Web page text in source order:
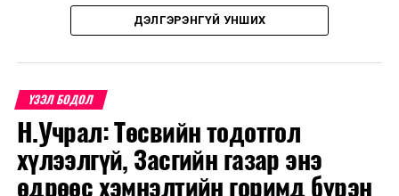
Завхан аймагт нефтийн гэрээт байцаагчаар
томилогдон ажлын гараагаа эхлүүлж байлаа. Улмаар
газрын Гал түймэр унтраах, аврах 50 дугаар ангид
ажилласан. Үүнээс хойш буюу 2004-2024 онд Налайх
дүүргийн Онцгой байдлын хэлтэст салааны
захирагчаас хэлтсийн дарга хүртэл албан тушаал
ДЭЛГЭРЭНГҮЙ УНШИХ
ҮЗЭЛ БОДОЛ
Н.Учрал: Төсвийн тодотгол
хүлээлгүй, Засгийн газар энэ
өдрөөс хэмнэлтийн горимд бүрэн